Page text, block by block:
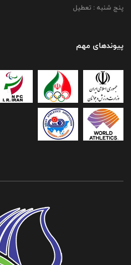
پنج شنبه : تعطیل
پیوندهای مهم